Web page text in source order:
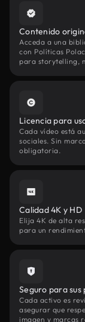
Contenido
Acceda a una
con Políticas
para storytelling,
Licencia para
Cada vídeo está
sociales. Sin
obligatoria.
Calidad 4K y HD
Elija 4K de alta
para un
Seguro para sus
Cada activo es
asegurar que
imagen y marcas